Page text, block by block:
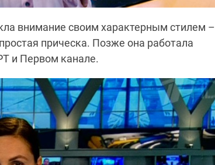
внимание своим характерным стилем –
прическа. Позже она работала
и Первом канале.